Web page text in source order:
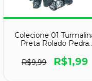
Colecione 01
Preta Rolado Pedra
Tipo A
R$9,99 R$1,99